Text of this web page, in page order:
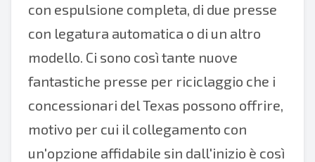
con espulsione completa, di due presse
con legatura automatica o di un altro
modello. Ci sono così tante nuove
fantastiche presse per riciclaggio che i
concessionari del Texas possono offrire,
motivo per cui il collegamento con
un'opzione affidabile sin dall'inizio è così